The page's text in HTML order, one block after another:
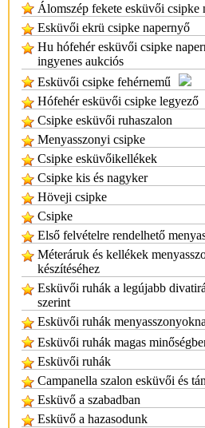
Álomszép fekete esküvői csipke
Esküvői ekrü csipke napernyő
Hu hófehér esküvői csipke
ingyenes aukciós
Esküvői csipke fehérnemű
Hófehér esküvői csipke legyező
Csipke esküvői ruhaszalon
Menyasszonyi csipke
Csipke esküvőikellékek
Csipke kis és nagyker
Höveji csipke
Csipke
Első felvételre rendelhető
Méteráruk és kellékek
készítéséhez
Esküvői ruhák a legújabb
szerint
Esküvői ruhák
Esküvői ruhák magas
Esküvői ruhák
Campanella szalon esküvői és
Esküvő a szabadban
Esküvő a hazasodunk